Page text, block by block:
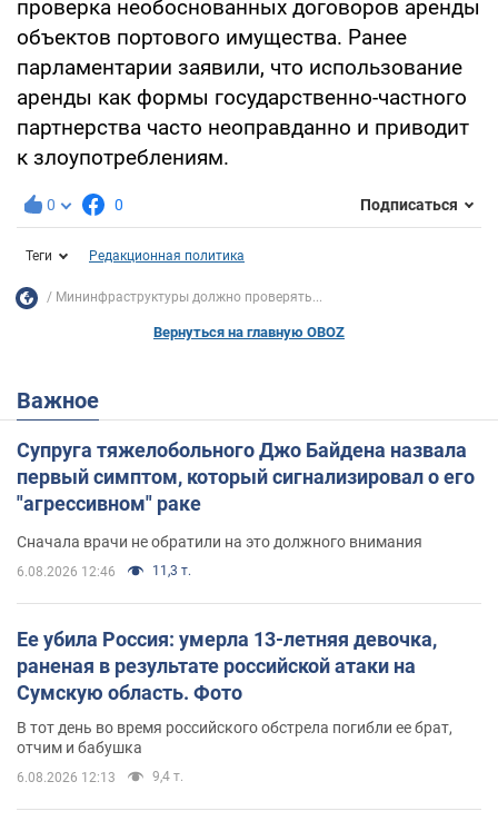
проверка необоснованных договоров аренды
объектов портового имущества. Ранее
парламентарии заявили, что использование
аренды как формы государственно-частного
партнерства часто неоправданно и приводит
к злоупотреблениям.
0 0 Подписаться
Теги Редакционная политика
Мининфраструктуры должно проверять...
Вернуться на главную OBOZ
Важное
Супруга тяжелобольного Джо Байдена назвала
первый симптом, который сигнализировал о его
"агрессивном" раке
Сначала врачи не обратили на это должного внимания
6.08.2026 12:46 11,3 т.
Ее убила Россия: умерла 13-летняя девочка,
раненая в результате российской атаки на
Сумскую область. Фото
В тот день во время российского обстрела погибли ее брат,
отчим и бабушка
6.08.2026 12:13 9,4 т.